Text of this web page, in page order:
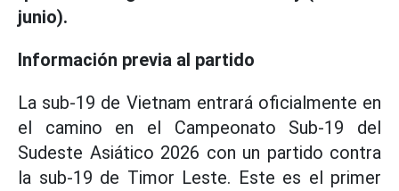
junio).
Información previa al partido
La sub-19 de Vietnam entrará oficialmente en
el camino en el Campeonato Sub-19 del
Sudeste Asiático 2026 con un partido contra
la sub-19 de Timor Leste. Este es el primer